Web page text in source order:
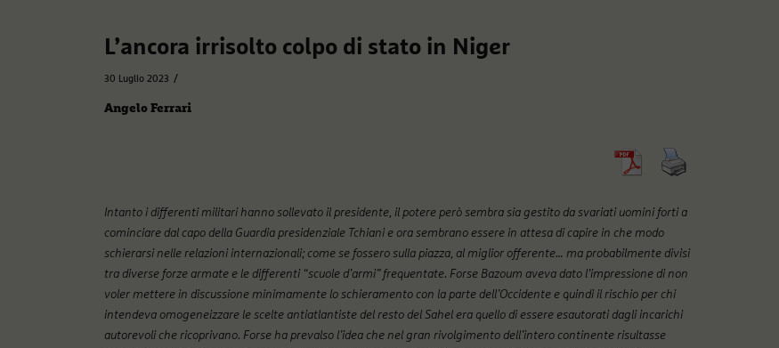
L’ancora irrisolto colpo di stato in Niger
30 Luglio 2023 /
Angelo Ferrari
Intanto i differenti militari hanno sollevato il presidente, il potere però sembra sia gestito da svariati uomini forti a
cominciare dal capo della Guardia presidenziale Tchiani e ora sembrano essere in attesa di capire in che modo
schierarsi nelle relazioni internazionali; come se fossero sulla piazza, al miglior offerente… ma probabilmente divisi
tra diverse forze armate e le differenti “scuole d’armi” frequentate. Forse Bazoum aveva dato l’impressione di non
voler mettere in discussione minimamente lo schieramento con la parte dell’Occidente e quindi il rischio per chi
intendeva omogeneizzare le scelte antiatlantiste del resto del Sahel era quello di essere esautorati dagli incarichi
autorevoli che ricoprivano. Forse ha prevalso l’idea che nel gran rivolgimento dell’intero continente risultasse